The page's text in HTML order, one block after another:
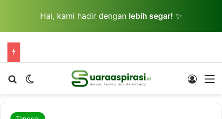
Hai, kami hadir dengan lebih segar! ✨
Cari berita...Switch skin Log In